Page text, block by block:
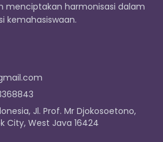
menciptakan harmonisasi dalam
kemahasiswaan.
Jl. Prof. Mr Djokosoetono,
City, West Java 16424